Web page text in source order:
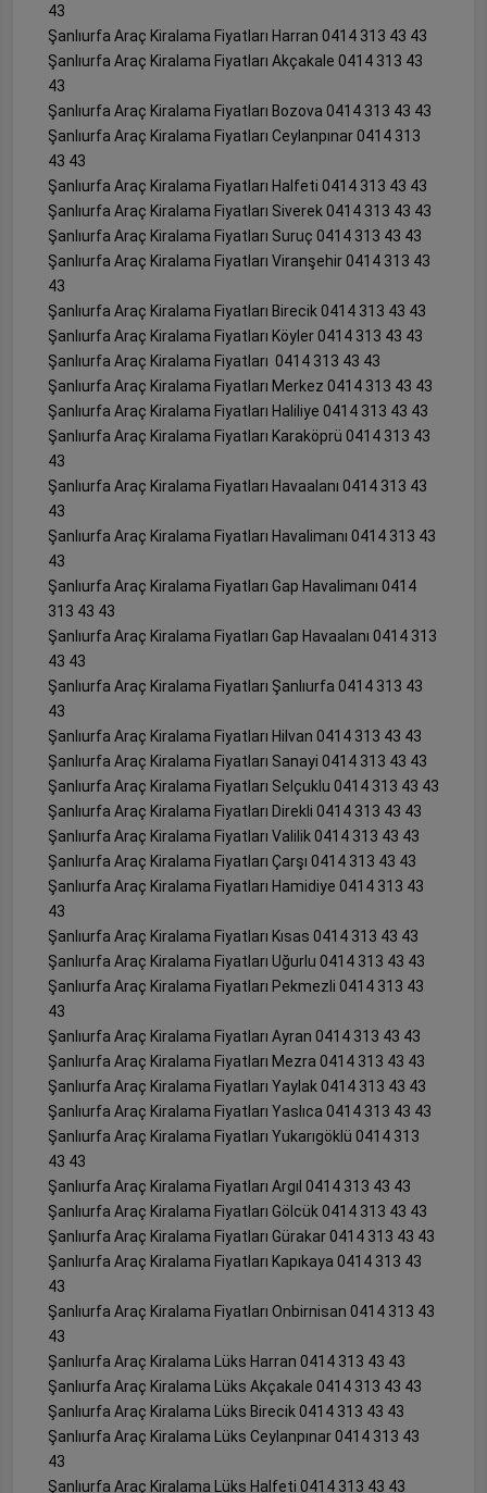
43
Şanlıurfa Araç Kiralama Fiyatları Harran 0414 313 43 43
Şanlıurfa Araç Kiralama Fiyatları Akçakale 0414 313 43
43
Şanlıurfa Araç Kiralama Fiyatları Bozova 0414 313 43 43
Şanlıurfa Araç Kiralama Fiyatları Ceylanpınar 0414 313
43 43
Şanlıurfa Araç Kiralama Fiyatları Halfeti 0414 313 43 43
Şanlıurfa Araç Kiralama Fiyatları Siverek 0414 313 43 43
Şanlıurfa Araç Kiralama Fiyatları Suruç 0414 313 43 43
Şanlıurfa Araç Kiralama Fiyatları Viranşehir 0414 313 43
43
Şanlıurfa Araç Kiralama Fiyatları Birecik 0414 313 43 43
Şanlıurfa Araç Kiralama Fiyatları Köyler 0414 313 43 43
Şanlıurfa Araç Kiralama Fiyatları 0414 313 43 43
Şanlıurfa Araç Kiralama Fiyatları Merkez 0414 313 43 43
Şanlıurfa Araç Kiralama Fiyatları Haliliye 0414 313 43 43
Şanlıurfa Araç Kiralama Fiyatları Karaköprü 0414 313 43
43
Şanlıurfa Araç Kiralama Fiyatları Havaalanı 0414 313 43
43
Şanlıurfa Araç Kiralama Fiyatları Havalimanı 0414 313 43
43
Şanlıurfa Araç Kiralama Fiyatları Gap Havalimanı 0414
313 43 43
Şanlıurfa Araç Kiralama Fiyatları Gap Havaalanı 0414 313
43 43
Şanlıurfa Araç Kiralama Fiyatları Şanlıurfa 0414 313 43
43
Şanlıurfa Araç Kiralama Fiyatları Hilvan 0414 313 43 43
Şanlıurfa Araç Kiralama Fiyatları Sanayi 0414 313 43 43
Şanlıurfa Araç Kiralama Fiyatları Selçuklu 0414 313 43 43
Şanlıurfa Araç Kiralama Fiyatları Direkli 0414 313 43 43
Şanlıurfa Araç Kiralama Fiyatları Valilik 0414 313 43 43
Şanlıurfa Araç Kiralama Fiyatları Çarşı 0414 313 43 43
Şanlıurfa Araç Kiralama Fiyatları Hamidiye 0414 313 43
43
Şanlıurfa Araç Kiralama Fiyatları Kısas 0414 313 43 43
Şanlıurfa Araç Kiralama Fiyatları Uğurlu 0414 313 43 43
Şanlıurfa Araç Kiralama Fiyatları Pekmezli 0414 313 43
43
Şanlıurfa Araç Kiralama Fiyatları Ayran 0414 313 43 43
Şanlıurfa Araç Kiralama Fiyatları Mezra 0414 313 43 43
Şanlıurfa Araç Kiralama Fiyatları Yaylak 0414 313 43 43
Şanlıurfa Araç Kiralama Fiyatları Yaslıca 0414 313 43 43
Şanlıurfa Araç Kiralama Fiyatları Yukarıgöklü 0414 313
43 43
Şanlıurfa Araç Kiralama Fiyatları Argıl 0414 313 43 43
Şanlıurfa Araç Kiralama Fiyatları Gölcük 0414 313 43 43
Şanlıurfa Araç Kiralama Fiyatları Gürakar 0414 313 43 43
Şanlıurfa Araç Kiralama Fiyatları Kapıkaya 0414 313 43
43
Şanlıurfa Araç Kiralama Fiyatları Onbirnisan 0414 313 43
43
Şanlıurfa Araç Kiralama Lüks Harran 0414 313 43 43
Şanlıurfa Araç Kiralama Lüks Akçakale 0414 313 43 43
Şanlıurfa Araç Kiralama Lüks Birecik 0414 313 43 43
Şanlıurfa Araç Kiralama Lüks Ceylanpınar 0414 313 43
43
Şanlıurfa Araç Kiralama Lüks Halfeti 0414 313 43 43